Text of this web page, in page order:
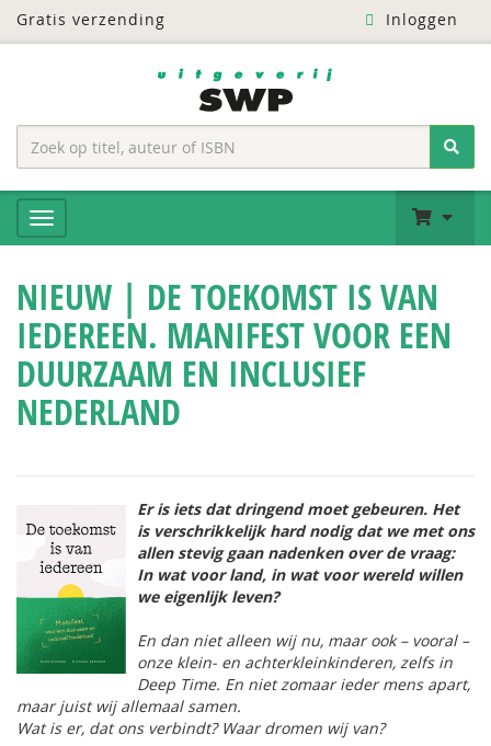
Gratis verzending Inloggen
NIEUW | DE TOEKOMST IS VAN
IEDEREEN. MANIFEST VOOR EEN
DUURZAAM EN INCLUSIEF
NEDERLAND
Er is iets dat dringend moet gebeuren. Het
is verschrikkelijk hard nodig dat we met ons
allen stevig gaan nadenken over de vraag:
In wat voor land, in wat voor wereld willen
we eigenlijk leven?
En dan niet alleen wij nu, maar ook – vooral–
onze klein- en achterkleinkinderen, zelfs in
Deep Time. En niet zomaar ieder mens apart,
maar juist wij allemaal samen.
Wat is er, dat ons verbindt? Waar dromen wij van?